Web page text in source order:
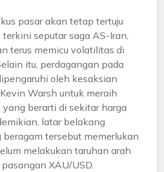
pasar akan tetap tertuju
seputar saga AS-Iran,
terus memicu volatilitas di
itu, perdagangan pada
oleh kesaksian
Warsh untuk meraih
berarti di sekitar harga
latar belakang
tersebut memerlukan
melakukan taruhan arah
XAU/USD.